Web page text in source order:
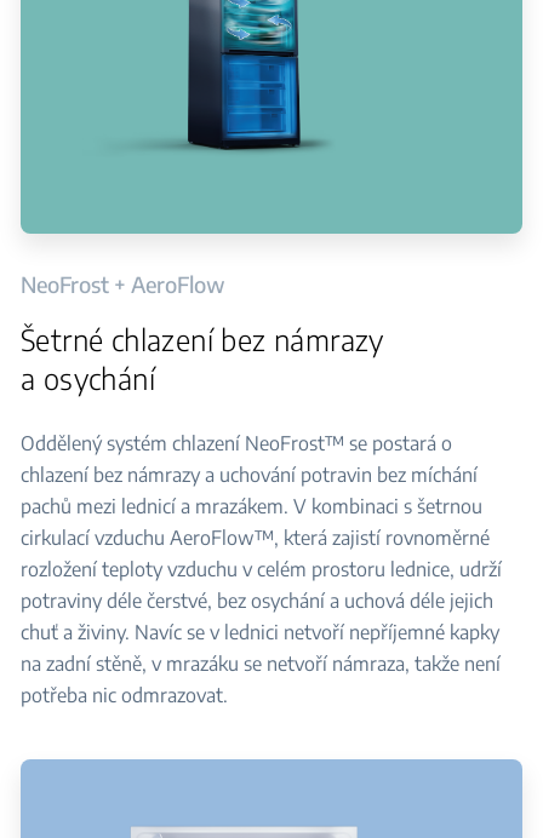
NeoFrost + AeroFlow
Šetrné chlazení bez námrazy
a osychání
Oddělený systém chlazení NeoFrost™ se postará o
chlazení bez námrazy a uchování potravin bez míchání
pachů mezi lednicí a mrazákem. V kombinaci s šetrnou
cirkulací vzduchu AeroFlow™, která zajistí rovnoměrné
rozložení teploty vzduchu v celém prostoru lednice, udrží
potraviny déle čerstvé, bez osychání a uchová déle jejich
chuť a živiny. Navíc se v lednici netvoří nepříjemné kapky
na zadní stěně, v mrazáku se netvoří námraza, takže není
potřeba nic odmrazovat.